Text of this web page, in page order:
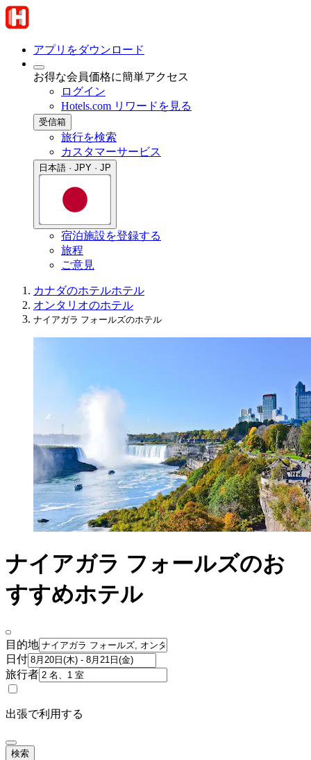
アプリをダウンロード
お得な会員価格に簡単アクセス
ログイン
Hotels.com リワードを見る
受信箱
旅行を検索
カスタマーサービス
日本語 · JPY · JP
宿泊施設を登録する
旅程
ご意見
カナダのホテルホテル
オンタリオのホテル
ナイアガラ フォールズのホテル
ナイアガラ フォールズのお
すすめホテル
目的地
日付
旅行者
出張で利用する
検索